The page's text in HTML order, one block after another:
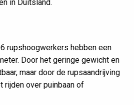
in Duitsland.
rupshoogwerkers hebben een
Door het geringe gewicht en
maar door de rupsaandrijving
rijden over puinbaan of